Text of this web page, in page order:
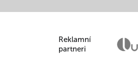
Reklamní
partneri